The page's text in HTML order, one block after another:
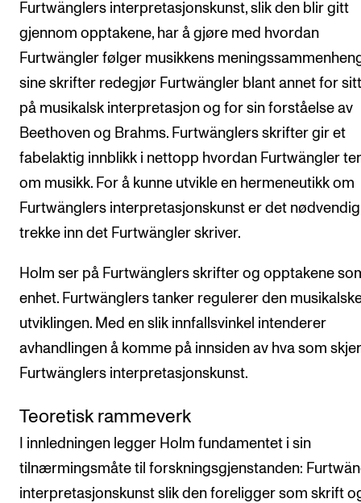
Furtwänglers interpretasjonskunst, slik den blir gitt
gjennom opptakene, har å gjøre med hvordan
Furtwängler følger musikkens
sine skrifter redegjør Furtwängler blant annet for
på musikalsk interpretasjon og for sin forståelse av
Beethoven og Brahms. Furtwänglers skrifter gir et
fabelaktig innblikk i nettopp hvordan Furtwängler
om musikk. For å kunne utvikle en hermeneutikk om
Furtwänglers interpretasjonskunst er det
trekke inn det Furtwängler skriver.
Holm ser på Furtwänglers skrifter og opptakene
enhet. Furtwänglers tanker regulerer den
utviklingen. Med en slik innfallsvinkel intenderer
avhandlingen å komme på innsiden av hva som
Furtwänglers interpretasjonskunst.
Teoretisk rammeverk
I innledningen legger Holm fundamentet i sin
tilnærmingsmåte til forskningsgjenstanden:
interpretasjonskunst slik den foreligger som skrift